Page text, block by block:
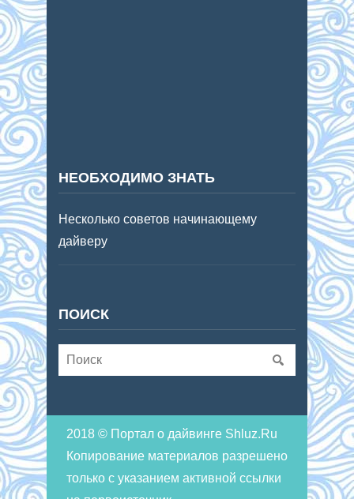
НЕОБХОДИМО ЗНАТЬ
Несколько советов начинающему
дайверу
ПОИСК
2018 © Портал о дайвинге Shluz.Ru
Копирование материалов разрешено
только с указанием активной ссылки